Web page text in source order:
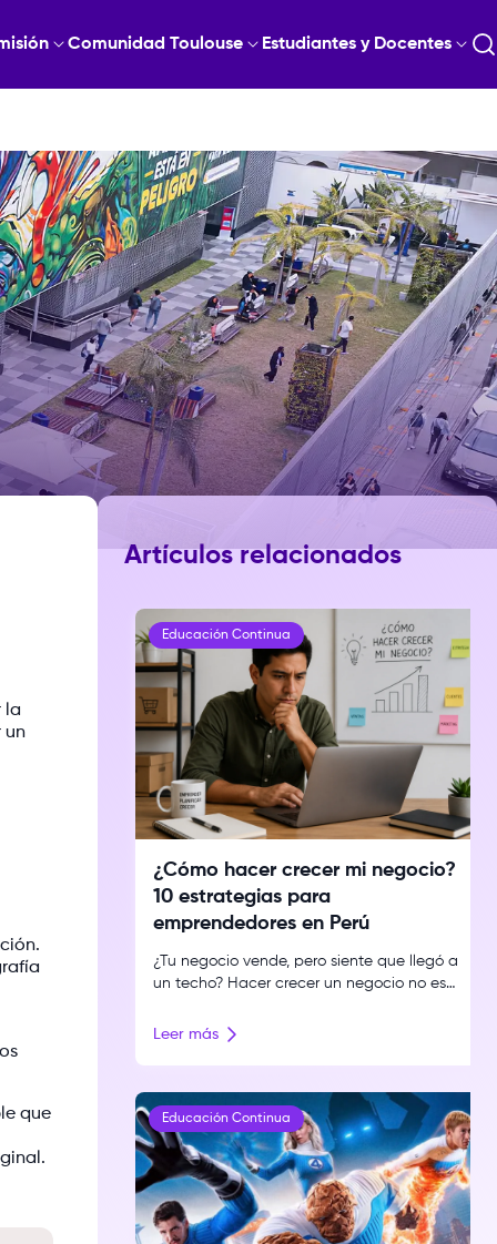
Comunidad Toulouse Estudiantes y Docentes
la
un
que
Artículos relacionados
Educación Continua
¿Cómo hacer crecer mi negocio?
10 estrategias para
emprendedores en Perú
¿Tu negocio vende, pero siente que llegó a
un techo? Hacer crecer un negocio no es
ordenar tus finanzas, construir tu propia
estrategias concretas para pasar de
«sobrevivir cada mes» a escalar tu […]
Leer más
Educación Continua